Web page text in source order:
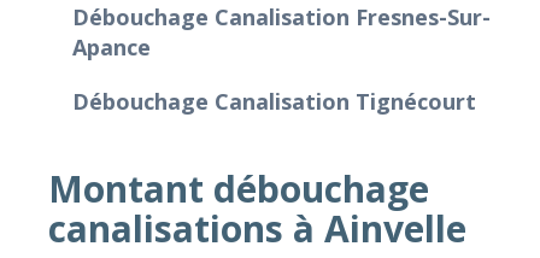
Débouchage Canalisation Fresnes-Sur-
Apance
Débouchage Canalisation Tignécourt
Montant débouchage
canalisations à Ainvelle